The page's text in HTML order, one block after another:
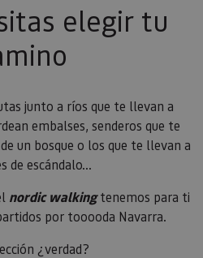
elegir tu
junto a ríos que te llevan a
embalses, senderos que te
un bosque o los que te llevan a
de escándalo...
nordic walkingtenemos para ti
por tooooda Navarra.
¿verdad?